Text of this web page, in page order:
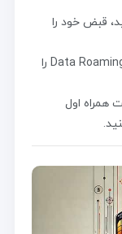
قبض خود را
اگر اینترنت نمی‌خواهید، شما Data Roaming را
همراه اول